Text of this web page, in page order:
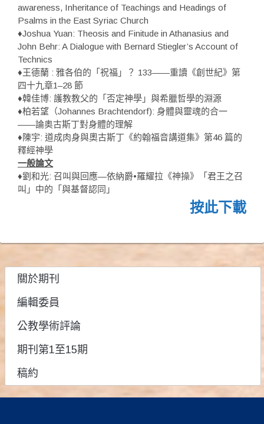
awareness, Inheritance of Teachings and Headings of
Psalms in the East Syriac Church
♦Joshua Yuan: Theosis and Finitude in Athanasius and
John Behr: A Dialogue with Bernard Stiegler’s Account of
Technics
♦王德蘭 : 雅各伯的「祝福」？ 133——重讀《創世紀》第
四十九章1–28 節
♦韓佳博: 護教教父的「否定神學」與希臘哲學的淵源
♦柏若望（Johannes Brachtendorf): 身體與靈魂的合一
——論奥古斯丁對身體的理解
♦陳宇: 道成肉身與奧古斯丁《約翰福音講道集》第46 篇的
釋經神學
一般論文
♦劉和光: 召叫與回應—依納爵•羅耀拉《神操》「君王之召
叫」中的「與基督認同」
按此下載
關於期刊
編輯委員
公教學術評論
期刊第1至15期
稿約